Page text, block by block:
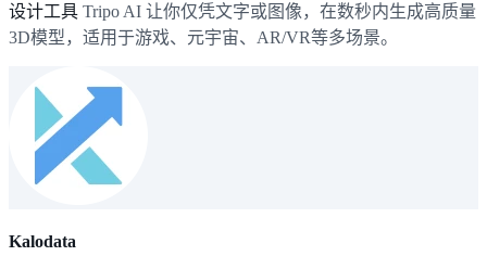
设计工具 Tripo AI 让你仅凭文字或图像，在数秒内生成高质量
3D模型，适用于游戏、元宇宙、AR/VR等多场景。
Kalodata